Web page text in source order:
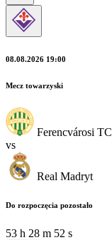
08.08.2026 19:00
Mecz towarzyski
Ferencvárosi TC
vs
Real Madryt
Do rozpoczęcia pozostało
53 h 28 m 51 s